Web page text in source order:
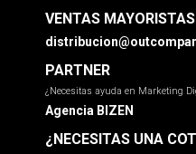
VENTAS MAYORISTAS
PARTNER
¿Necesitas ayuda en Marketing
Agencia BIZEN
¿NECESITAS UNA